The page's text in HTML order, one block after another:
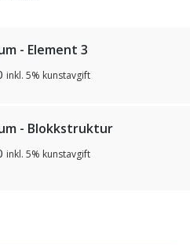
- Element 3
inkl. 5% kunstavgift
- Blokkstruktur
inkl. 5% kunstavgift